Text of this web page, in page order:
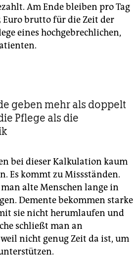
Am Ende bleiben pro Tag
Euro brutto für die Zeit der
eines hochgebrechlichen,
geben mehr als doppelt
Pflege als die
bei dieser Kalkulation kaum
Es kommt zu Missständen.
alte Menschen lange in
Demente bekommen starke
sie nicht herumlaufen und
schließt man an
nicht genug Zeit da ist, um